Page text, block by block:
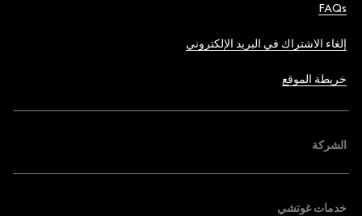
FAQs
إلغاء الاشتراك في البريد الإلكتروني
خريطة الموقع
الشركة
خدمات غوتشي